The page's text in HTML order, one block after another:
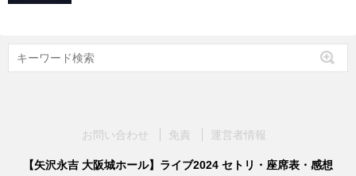
お問い合わせ 免責 運営者情報
【矢沢永吉 大阪城ホール】ライブ2024 セトリ・座席表・感想